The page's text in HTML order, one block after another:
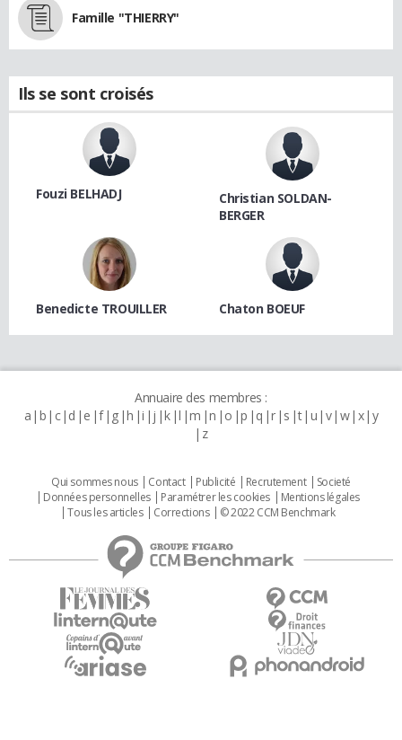
Famille "THIERRY"
Ils se sont croisés
Fouzi BELHADJ
Christian SOLDAN-
BERGER
Benedicte TROUILLER Chaton BOEUF
Annuaire des membres :
a b c d e f g h i j k l m n o p q r s t u v w x y
z
Qui sommes nous Contact Publicité Recrutement
Societé
Données personnelles
Paramétrer les cookies
Mentions légales
Tous les articles
Corrections © 2022 CCM Benchmark